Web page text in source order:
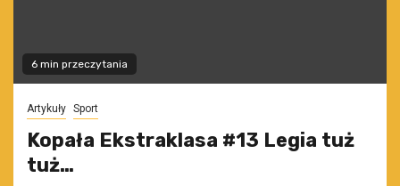
6 min przeczytania
Artykuły Sport
Kopała Ekstraklasa #13 Legia tuż
tuż…